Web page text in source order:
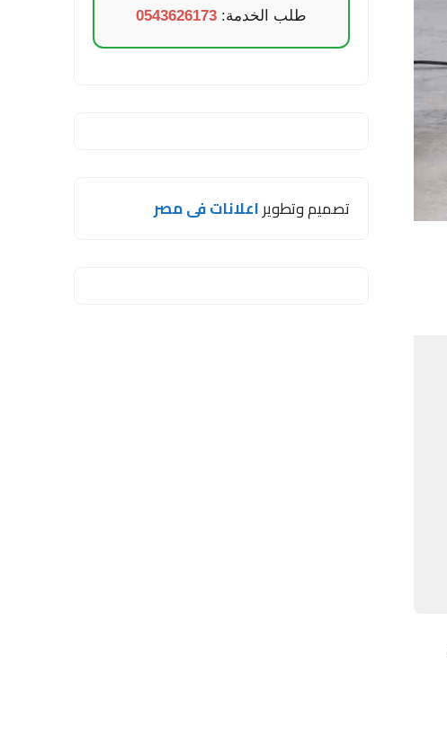
طلب الخدمة: 0543626173
تصميم وتطويراعلانات فى مصر